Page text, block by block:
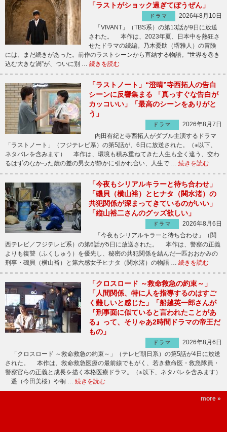
「ラストがショック過ぎてぼうぜん」
ドラマ
2026年8月10日
「VIVANT」（TBS系）の第13話が9日に放送
された。 本作は、2023年夏、日本中を熱狂さ
せたドラマの続編。乃木憂助（堺雅人）の冒険
には、まだ続きがあった。前作のラストシーンから直結する物語。“世界を巻き
込む大きな渦”が、ついに別 … 続きを読む
「ラストノート」“澄晴”寺西拓人の告白
シーンに反響集まる 「真っすぐな告白が
カッコいい」「最高のシーンをありがと
う」
ドラマ
2026年8月7日
内田有紀と寺西拓人がダブル主演するドラマ
「ラストノート」（フジテレビ系）の第5話が、6日に放送された。（※以下、
ネタバレを含みます） 本作は、環境も積み重ねてきた人生も全く違う、交わ
るはずのなかった歳の差の男女が静かに引かれ合い、人生で … 続きを読む
「今夜もシリアルキラーと待ち合わせ」
「磯貝（横山裕）とヒナタ（関水渚）の
共犯関係が深まってきているのがいい」
「縦山裕二さんのグッズ欲しい」
ドラマ
2026年8月6日
「今夜もシリアルキラーと待ち合わせ」（関
西テレビ／フジテレビ系）の第6話が5日に放送された。 本作は、警察の正義
よりも復讐（ふくしゅう）を優先し、秘密の共犯関係を結んだ一匹おおかみの
刑事・磯貝（横山裕）と第六感女子ヒナタ（関水渚）の物語 … 続きを読む
「クロスロード ～救命救急の約束～」
「人間関係、特に人を指導するのはすご
く難しいと感じた」「船越英一郎さんが
『刑事面に似ていると言われたことがあ
る』って、そりゃあ2時間ドラマの帝王だ
もの」
ドラマ
2026年8月6日
「クロスロード ～救命救急の約束～」（テレビ朝日系）の第5話が4日に放送
された。 本作は、救命救急医療の最前線でもがく、若き救命医・救急隊員・
警察官らの正義と成長を描く本格医療ドラマ。（※以下、ネタバレを含みます）
遥（今田美桜）や桐 … 続きを読む
more »